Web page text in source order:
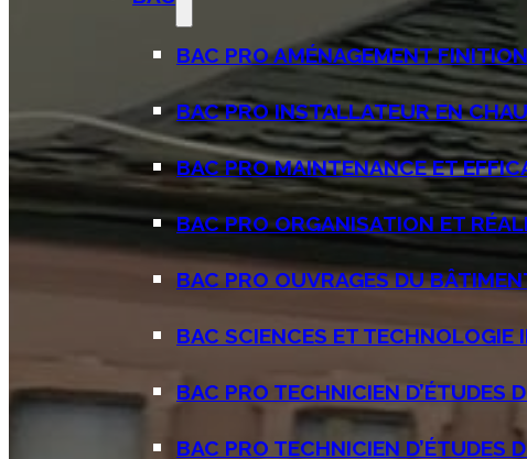
BAC PRO AMÉNAGEMENT
BAC PRO INSTALLATEUR EN
BAC PRO MAINTENANCE ET
BAC PRO ORGANISATION ET
BAC PRO OUVRAGES DU
BAC SCIENCES ET TECHNOLOGIE
BAC PRO TECHNICIEN D’ÉTUDES
BAC PRO TECHNICIEN D’ÉTUDES